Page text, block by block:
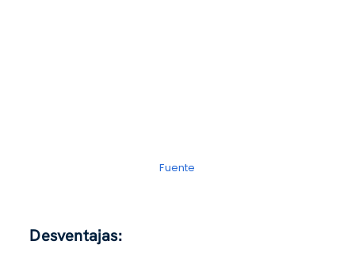
Fuente
Desventajas: